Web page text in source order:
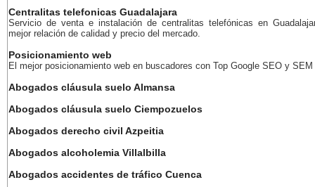
Centralitas telefonicas Guadalajara
Servicio de venta e instalación de centralitas telefónicas en
mejor relación de calidad y precio del mercado.
Posicionamiento web
El mejor posicionamiento web en buscadores con Top Google SEO y SEM
Abogados cláusula suelo Almansa
Abogados cláusula suelo Ciempozuelos
Abogados derecho civil Azpeitia
Abogados alcoholemia Villalbilla
Abogados accidentes de tráfico Cuenca